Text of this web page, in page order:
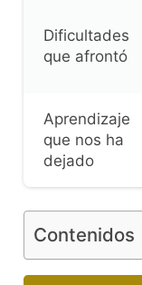
Dificultades
que afrontó
Aprendizaje
que nos ha
dejado
Contenidos